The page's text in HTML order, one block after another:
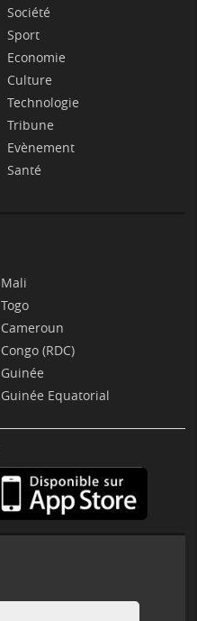
Société
Sport
Economie
Culture
Technologie
Tribune
Evènement
Santé
Mali
Togo
Cameroun
Congo (RDC)
Guinée
Guinée Equatorial